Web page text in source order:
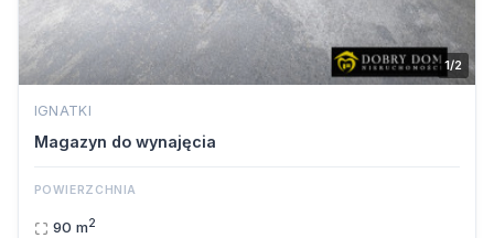
1/2
IGNATKI
Magazyn do wynajęcia
POWIERZCHNIA
90 m2